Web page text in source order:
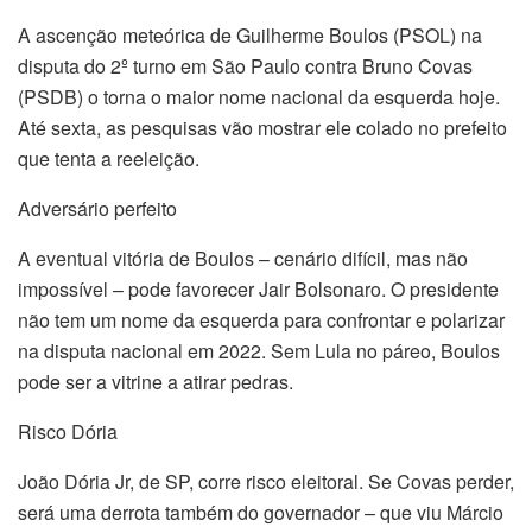
A ascenção meteórica de Guilherme Boulos (PSOL) na
disputa do 2º turno em São Paulo contra Bruno Covas
(PSDB) o torna o maior nome nacional da esquerda hoje.
Até sexta, as pesquisas vão mostrar ele colado no prefeito
que tenta a reeleição.
Adversário perfeito
A eventual vitória de Boulos – cenário difícil, mas não
impossível – pode favorecer Jair Bolsonaro. O presidente
não tem um nome da esquerda para confrontar e polarizar
na disputa nacional em 2022. Sem Lula no páreo, Boulos
pode ser a vitrine a atirar pedras.
Risco Dória
João Dória Jr, de SP, corre risco eleitoral. Se Covas perder,
será uma derrota também do governador – que viu Márcio